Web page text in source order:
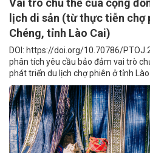
Vai trò chủ thể của cộng
lịch di sản (từ thực tiễn chợ
Chéng, tỉnh Lào Cai)
DOI: https://doi.org/10.70786/
phân tích yêu cầu bảo đảm vai trò
phát triển du lịch chợ phiên ở tỉnh Lào